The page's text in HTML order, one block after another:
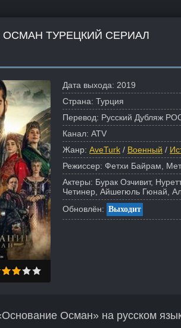
ТУРЕЦКИЙ СЕРИАЛ
Дата выхода: 2019
Страна: Турция
Перевод: Русский Дубляж
Канал: ATV
Жанр: AveTurk / Военный /
Режиссер: Фетхи Байрам,
Актеры: Бурак Озчивит,
Четинер, Айшегюль Гюнай,
Обновлён: Выходит
Осман» на русском